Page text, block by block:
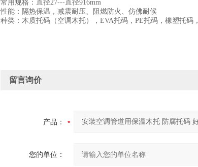
常用规格：直径27---直径916mm
性能：隔热保温，减震耐压、阻燃防火、仿佛耐候
种类：木质托码（空调木托），EVA托码，PE托码，橡塑托码
留言询价
产品：
您的单位：